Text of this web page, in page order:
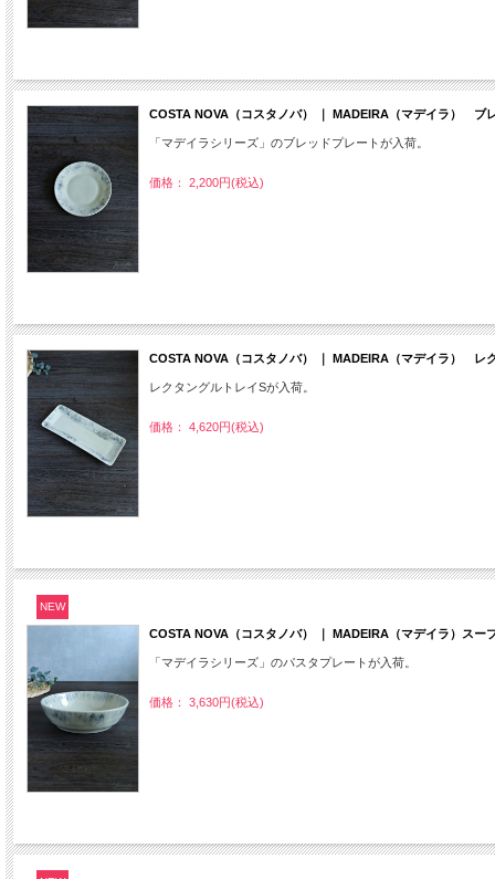
COSTA NOVA（コスタノバ） ｜ MADEIRA（マデイラ） ブ
「マデイラシリーズ」のブレッドプレートが入荷。
価格： 2,200円(税込)
COSTA NOVA（コスタノバ） ｜ MADEIRA（マデイラ） レ
レクタングルトレイSが入荷。
価格： 4,620円(税込)
NEW
COSTA NOVA（コスタノバ） ｜ MADEIRA（マデイラ）スー
「マデイラシリーズ」のパスタプレートが入荷。
価格： 3,630円(税込)